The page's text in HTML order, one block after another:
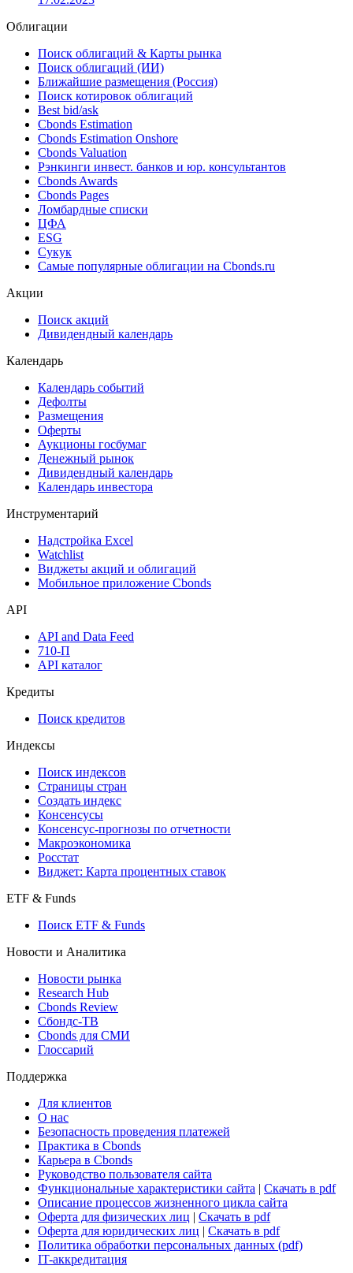
650 млн со сроком погашения в 2028, 2033, 2053 годах
17.02.2023
Облигации
Поиск облигаций & Карты рынка
Поиск облигаций (ИИ)
Ближайшие размещения (Россия)
Поиск котировок облигаций
Best bid/ask
Cbonds Estimation
Cbonds Estimation Onshore
Cbonds Valuation
Рэнкинги инвест. банков и юр. консультантов
Cbonds Awards
Cbonds Pages
Ломбардные списки
ESG
Самые популярные облигации на Cbonds.ru
Дивидендный календарь
Календарь
Календарь событий
Дефолты
Размещения
Оферты
Аукционы госбумаг
Денежный рынок
Календарь инвестора
Инструментарий
Надстройка Excel
Мобильное приложение Cbonds
API
API and Data Feed
API каталог
Кредиты
Поиск кредитов
Индексы
Поиск индексов
Страницы стран
Создать индекс
Консенсусы
Консенсус-прогнозы по отчетности
Макроэкономика
Виджет: Карта процентных ставок
ETF & Funds
Поиск ETF & Funds
Новости и Аналитика
Новости рынка
Research Hub
Cbonds Review
Сбондс-ТВ
Глоссарий
Поддержка
Для клиентов
О нас
Безопасность проведения платежей
Практика в Cbonds
Карьера в Cbonds
Руководство пользователя сайта
Функциональные характеристики сайта|Скачать в pdf
Описание процессов жизненного цикла сайта